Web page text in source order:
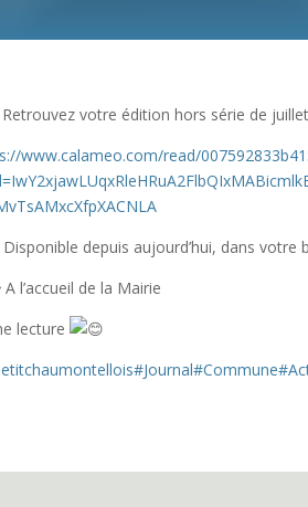
Retrouvez votre édition hors série de
www.calameo.com/read/
Disponible depuis aujourd’hui, dans votre
A l’accueil de la Mairie
lecture
#Journal#Commune